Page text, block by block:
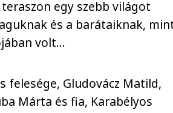
egy szebb világot
és a barátaiknak,
volt…
felesége, Gludovácz Matild,
Márta és fia, Karabélyos